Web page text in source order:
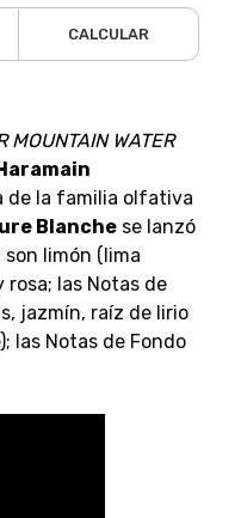
CALCULAR
MOUNTAIN WATER
la familia olfativa
Blanchese lanzó
son limón (lima
rosa; las Notas de
jazmín, raíz de lirio
las Notas de Fondo